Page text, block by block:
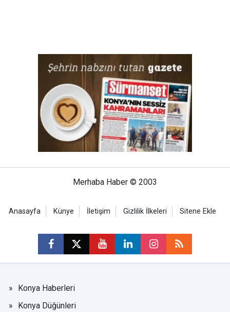
Merhaba Haber © 2003
Anasayfa Künye İletişim Gizlilik İlkeleri Sitene Ekle
Konya Haberleri
Konya Düğünleri